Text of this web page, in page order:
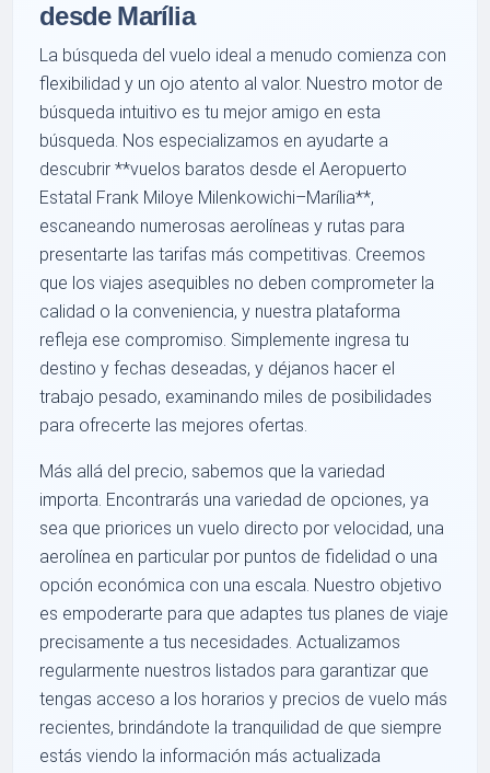
desde Marília
La búsqueda del vuelo ideal a menudo comienza con
flexibilidad y un ojo atento al valor. Nuestro motor de
búsqueda intuitivo es tu mejor amigo en esta
búsqueda. Nos especializamos en ayudarte a
descubrir **vuelos baratos desde el Aeropuerto
Estatal Frank Miloye Milenkowichi–Marília**,
escaneando numerosas aerolíneas y rutas para
presentarte las tarifas más competitivas. Creemos
que los viajes asequibles no deben comprometer la
calidad o la conveniencia, y nuestra plataforma
refleja ese compromiso. Simplemente ingresa tu
destino y fechas deseadas, y déjanos hacer el
trabajo pesado, examinando miles de posibilidades
para ofrecerte las mejores ofertas.
Más allá del precio, sabemos que la variedad
importa. Encontrarás una variedad de opciones, ya
sea que priorices un vuelo directo por velocidad, una
aerolínea en particular por puntos de fidelidad o una
opción económica con una escala. Nuestro objetivo
es empoderarte para que adaptes tus planes de viaje
precisamente a tus necesidades. Actualizamos
regularmente nuestros listados para garantizar que
tengas acceso a los horarios y precios de vuelo más
recientes, brindándote la tranquilidad de que siempre
estás viendo la información más actualizada